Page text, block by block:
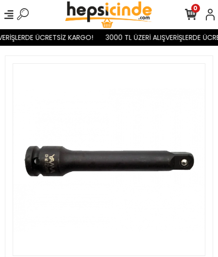
ÜCRETSİZ KARGO! 3000 TL ÜZERİ ALIŞVERİŞLERDE
0